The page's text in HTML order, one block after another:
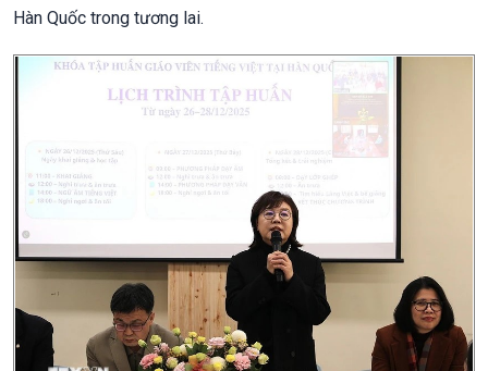
Hàn Quốc trong tương lai.